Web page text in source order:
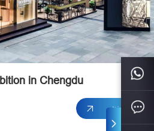
in Chengdu
اقرأ المزيد